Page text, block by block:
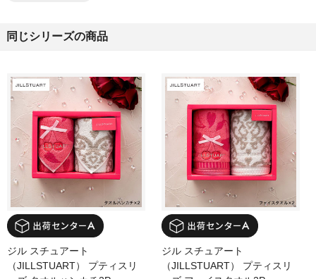
同じシリーズの商品
ジル スチュアート
（JILLSTUART） プティスリ
ジル スチュアート
（JILLSTUART） プティスリ